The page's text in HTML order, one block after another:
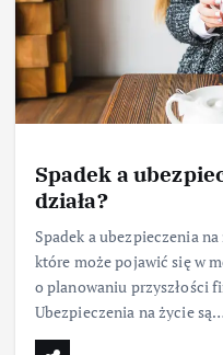
Spadek a
działa?
Spadek a ubezpieczenia
które może pojawić się w
o planowaniu przyszłości
Ubezpieczenia na życie